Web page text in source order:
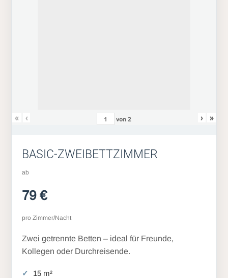
« ‹ von 2 › »
BASIC-ZWEIBETTZIMMER
ab
79 €
pro Zimmer/Nacht
Zwei getrennte Betten – ideal für Freunde,
Kollegen oder Durchreisende.
15 m²